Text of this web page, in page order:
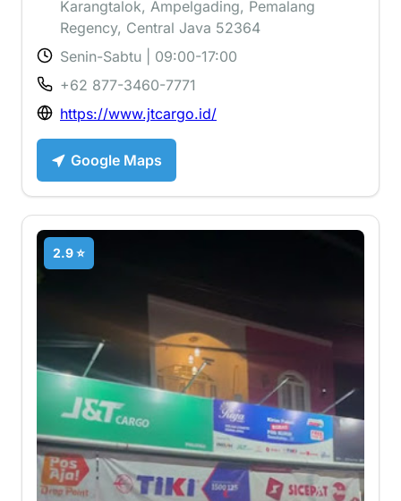
Karangtalok, Ampelgading, Pemalang
Regency, Central Java 52364
Senin-Sabtu | 09:00-17:00
+62 877-3460-7771
https://www.jtcargo.id/
Google Maps
2.9 ⭐